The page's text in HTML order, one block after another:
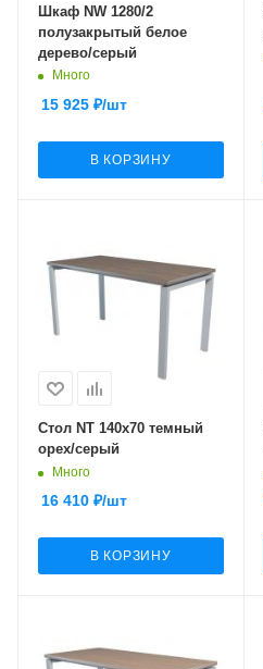
Шкаф NW 1280/2
полузакрытый белое
дерево/серый
Много
15 925 ₽/шт
В КОРЗИНУ
Стол NT 140x70 темный
орех/серый
Много
16 410 ₽/шт
В КОРЗИНУ